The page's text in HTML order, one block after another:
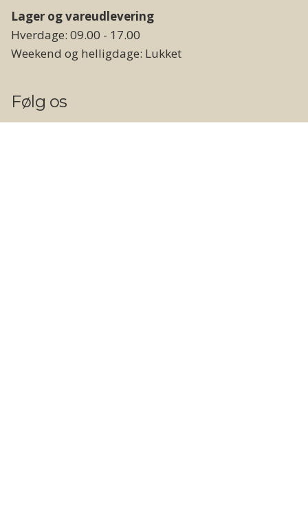
Lager og vareudlevering
Hverdage: 09.00 - 17.00
Weekend og helligdage: Lukket
Følg os